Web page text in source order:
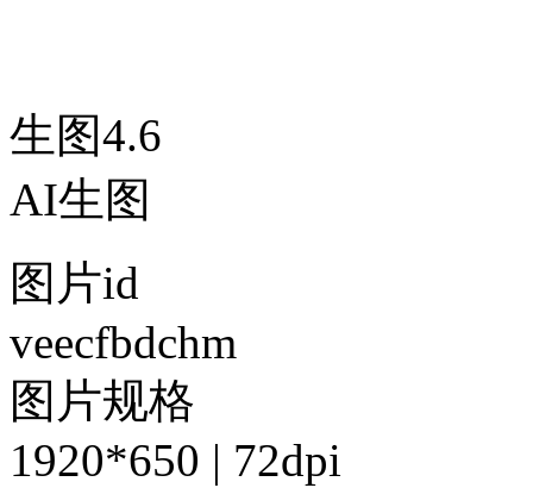
生图4.6
AI生图
图片id
veecfbdchm
图片规格
1920*650 | 72dpi